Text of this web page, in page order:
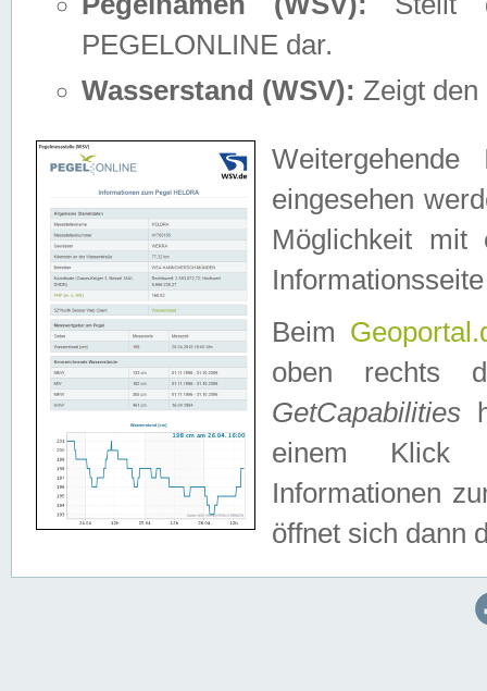
PEGELONLINE dar.
Wasserstand (WSV): Zeigt den
eingesehen
Möglichkeit mit
Beim
oben rechts
GetCapabilities
einem Klick
Informationen
öffnet sich dann